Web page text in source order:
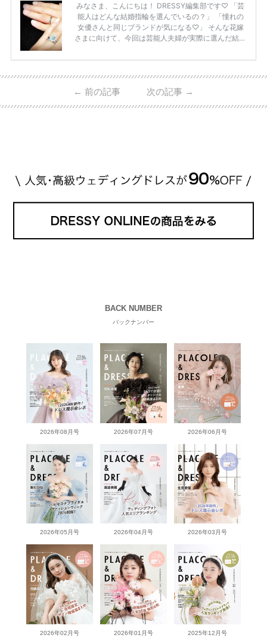
みなさま、こんにちは！ DRESSY編集部です♡ 「芸
能人はどんな結婚指輪を選んでいるの？」 「憧れの
女優さんと同じブランドが気になる♡」 そんな花嫁
さまに向けて、今回は芸能人夫婦が実際に選んだ結婚
ーウィンストンやカルティエ、ティファニーなど世界
日本で人気のブランドまで幅広くご紹介。 さらに、
・愛用している芸能人夫婦 ・リングの特徴や魅力 ・
← 前の記事 次の記事 →
BACK NUMBER
バックナンバー
2026年08月号 2026年07月号 2026年06月号
2026年05月号 2026年04月号 2026年03月号
2026年02月号 2026年01月号 2025年12月号